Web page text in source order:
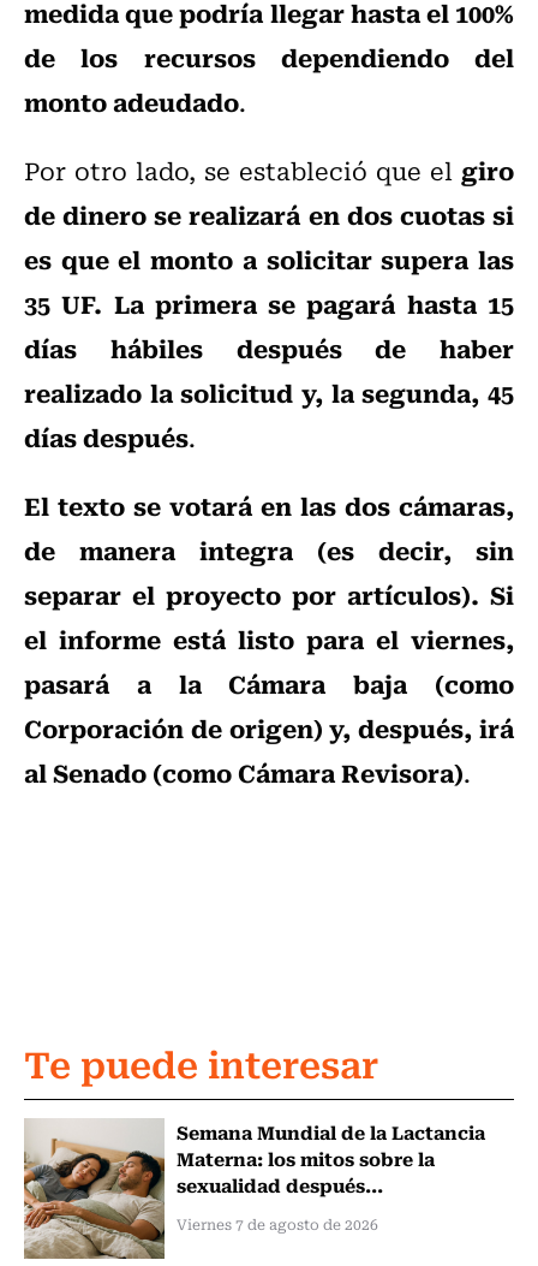
medida que podría llegar hasta el 100%
de los recursos dependiendo del
monto adeudado.
Por otro lado, se estableció que el giro
de dinero se realizará en dos cuotas si
es que el monto a solicitar supera las
35 UF. La primera se pagará hasta 15
días hábiles después de haber
realizado la solicitud y, la segunda, 45
días después.
El texto se votará en las dos cámaras,
de manera integra (es decir, sin
separar el proyecto por artículos). Si
el informe está listo para el viernes,
pasará a la Cámara baja (como
Corporación de origen) y, después, irá
al Senado (como Cámara Revisora).
Te puede interesar
Semana Mundial de la Lactancia
Materna: los mitos sobre la
sexualidad después...
Viernes 7 de agosto de 2026